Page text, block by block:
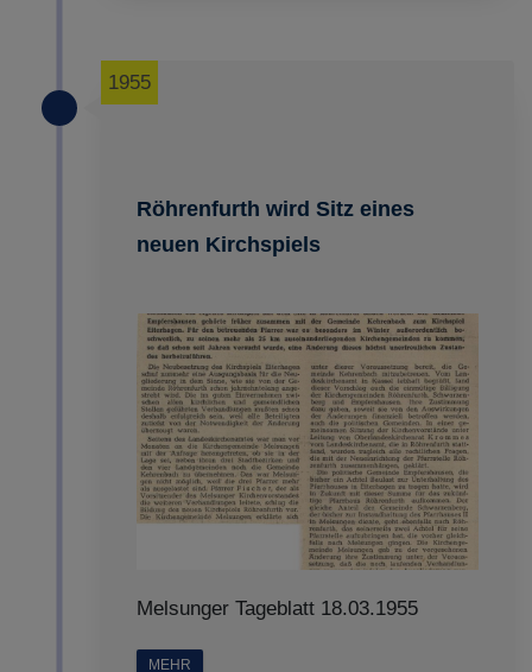
Röhrenfurth wird Sitz eines
neuen Kirchspiels
1955
Melsunger Tageblatt 18.03.1955
MEHR